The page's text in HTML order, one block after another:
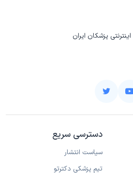
پزشکان ایران
دسترسی سریع
سیاست انتشار
تیم پزشکی دکترتو